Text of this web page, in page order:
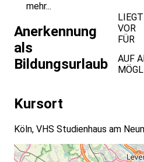
mehr...
Anerkennung
als
Bildungsurlaub
LIEGT
VOR
FÜR
AUF
Kursort
Köln, VHS Studienhaus am